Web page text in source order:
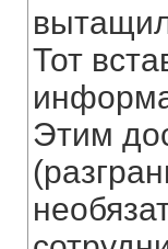
Тот
Этим